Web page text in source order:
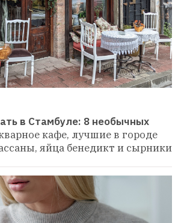
в Стамбуле: 8 необычных
кафе, лучшие в городе
яйца бенедикт и сырники